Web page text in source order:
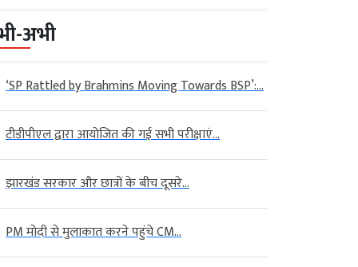
अभी
‘SP Rattled by Brahmins Moving Towards BSP’:...
टीडीपीएल द्वारा आयोजित की गई सभी परीक्षाएं...
झारखंड सरकार और छात्रों के बीच दूसरे...
PM मोदी से मुलाकात करने पहुंचे CM...